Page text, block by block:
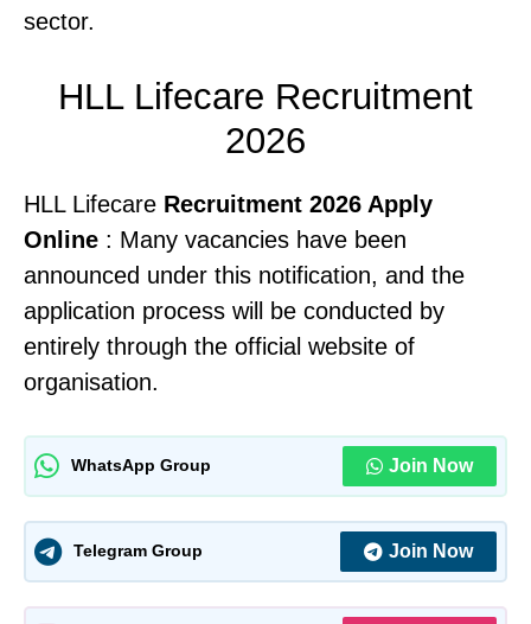
sector.
HLL Lifecare Recruitment
2026
HLL Lifecare Recruitment 2026 Apply
Online : Many vacancies have been
announced under this notification, and the
application process will be conducted by
entirely through the official website of
organisation.
WhatsApp Group Join Now
Telegram Group Join Now